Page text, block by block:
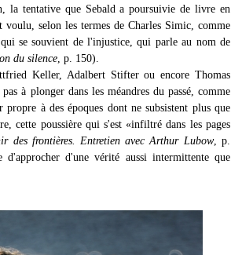
la tentative que Sebald a poursuivie de livre en
selon les termes de Charles Simic, comme
se souvient de l'injustice, qui parle au nom de
du silence , p. 150).
Keller, Adalbert Stifter ou encore Thomas
à plonger dans les méandres du passé, comme
à des époques dont ne subsistent plus que
cette poussière qui s'est «infiltré dans les pages
des frontières. Entretien avec Arthur Lubow, p.
d'une vérité aussi intermittente que